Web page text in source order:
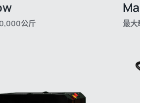
公斤 最大牵